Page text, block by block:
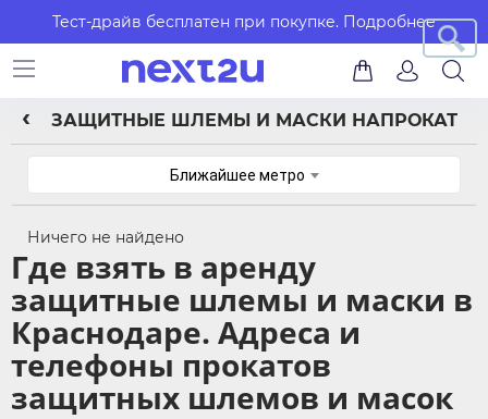
Тест-драйв бесплатен при покупке. Подробнее
ЗАЩИТНЫЕ ШЛЕМЫ И МАСКИ НАПРОКАТ
Ближайшее метро
Ничего не найдено
Где взять в аренду
защитные шлемы и маски в
Краснодаре. Адреса и
телефоны прокатов
защитных шлемов и масок